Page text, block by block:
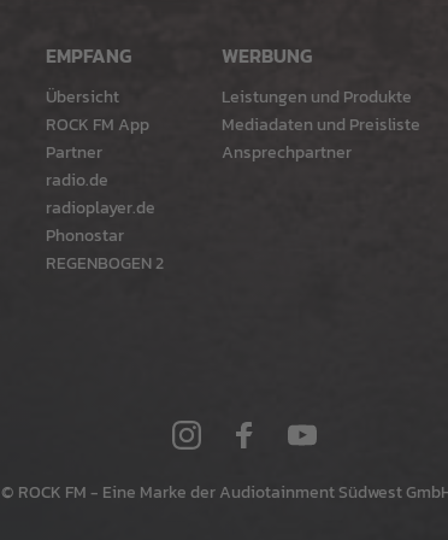
EMPFANG
Übersicht
ROCK FM App
Partner
radio.de
radioplayer.de
Phonostar
REGENBOGEN 2
WERBUNG
Leistungen und Produkte
Mediadaten und Preisliste
Ansprechpartner
© ROCK FM - Eine Marke der Audiotainment Südwest